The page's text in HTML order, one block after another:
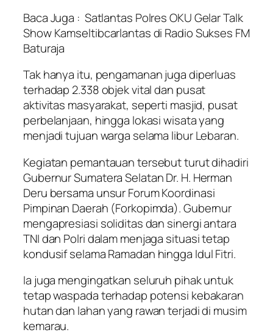
Baca Juga : Satlantas Polres OKU Gelar Talk
Show Kamseltibcarlantas di Radio Sukses FM
Baturaja
Tak hanya itu, pengamanan juga diperluas
terhadap 2.338 objek vital dan pusat
aktivitas masyarakat, seperti masjid, pusat
perbelanjaan, hingga lokasi wisata yang
menjadi tujuan warga selama libur Lebaran.
Kegiatan pemantauan tersebut turut dihadiri
Gubernur Sumatera Selatan Dr. H. Herman
Deru bersama unsur Forum Koordinasi
Pimpinan Daerah (Forkopimda). Gubernur
mengapresiasi soliditas dan sinergi antara
TNI dan Polri dalam menjaga situasi tetap
kondusif selama Ramadan hingga Idul Fitri.
Ia juga mengingatkan seluruh pihak untuk
tetap waspada terhadap potensi kebakaran
hutan dan lahan yang rawan terjadi di musim
kemarau.